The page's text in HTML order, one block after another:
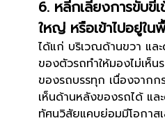
6. หลีกเลี่ยงการขับขี่
ใหญ่ หรือเข้าไปอยู่ใ
ได้แก่ บริเวณด้านขวา แล
ของตัวรถทำให้มองไม่เห็
ของรถบรรทุก เนื่องจากก
เห็นด้านหลังของรถได้ แ
ทัศนวิสัยแคบย่อมมีโอกาส